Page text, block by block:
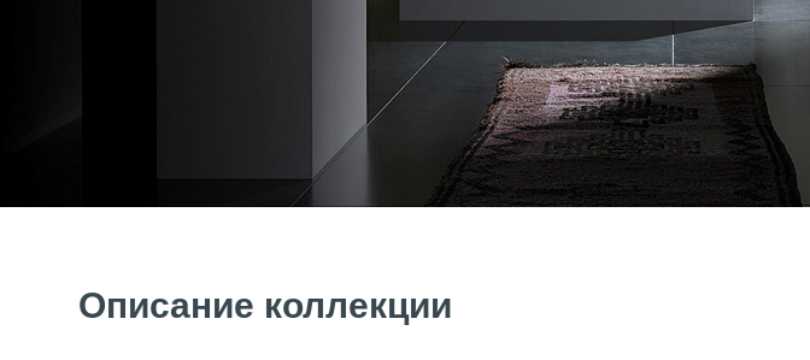
Описание коллекции